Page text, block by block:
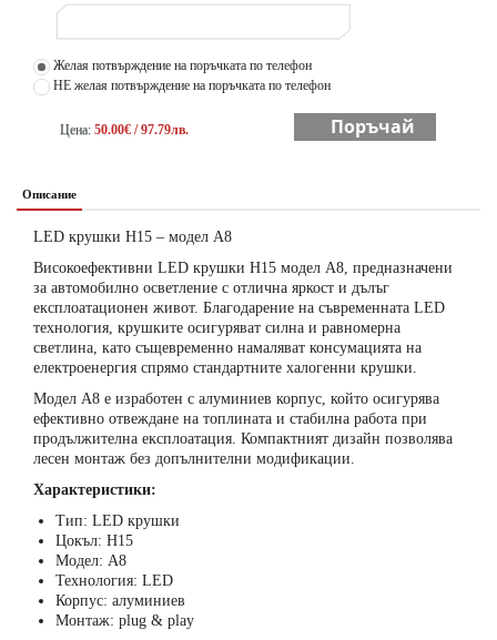
Желая потвърждение на поръчката по телефон
НЕ желая потвърждение на поръчката по телефон
Цена: 50.00€ / 97.79лв. Поръчай
Описание
LED крушки H15 – модел A8
Високоефективни LED крушки H15 модел A8, предназначени
за автомобилно осветление с отлична яркост и дълъг
експлоатационен живот. Благодарение на съвременната LED
технология, крушките осигуряват силна и равномерна
светлина, като същевременно намаляват консумацията на
електроенергия спрямо стандартните халогенни крушки.
Модел A8 е изработен с алуминиев корпус, който осигурява
ефективно отвеждане на топлината и стабилна работа при
продължителна експлоатация. Компактният дизайн позволява
лесен монтаж без допълнителни модификации.
Характеристики:
Тип: LED крушки
Цокъл: H15
Модел: A8
Технология: LED
Корпус: алуминиев
Монтаж: plug & play